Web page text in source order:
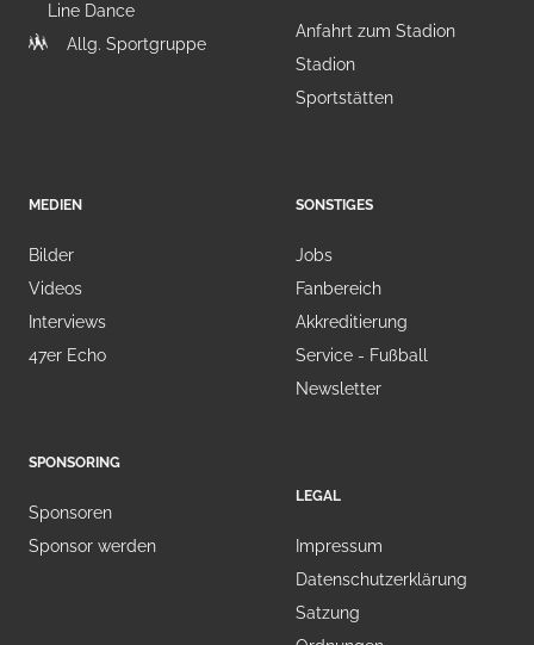
Line Dance
Allg. Sportgruppe
Anfahrt zum Stadion
Stadion
Sportstätten
MEDIEN
Bilder
Videos
Interviews
47er Echo
SPONSORING
Sponsoren
Sponsor werden
SONSTIGES
Jobs
Fanbereich
Akkreditierung
Service - Fußball
Newsletter
LEGAL
Impressum
Datenschutzerklärung
Satzung